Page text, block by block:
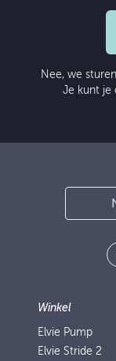
Nee, we
Je kunt je
Winkel
Elvie Pump
Elvie Stride 2